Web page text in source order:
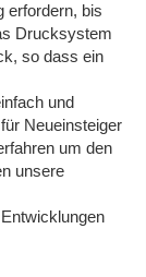
erfordern, bis
Drucksystem
so dass ein
und
Neueinsteiger
um den
unsere